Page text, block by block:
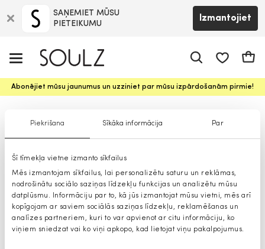
Piekrišana Sīkāka informācija Par
Šī tīmekļa vietne izmanto sīkfailus
Mēs izmantojam sīkfailus, lai personalizētu saturu un reklāmas,
nodrošinātu sociālo saziņas līdzekļu funkcijas un analizētu mūsu
datplūsmu. Informāciju par to, kā jūs izmantojat mūsu vietni, mēs arī
kopīgojam ar saviem sociālās saziņas līdzekļu, reklamēšanas un
analīzes partneriem, kuri to var apvienot ar citu informāciju, ko
viņiem sniedzat vai ko viņi apkopo, kad lietojat viņu pakalpojumus.
SAŅEMIET MŪSU
PIETEIKUMU
Izmantojiet
Abonējiet mūsu jaunumus un uzziniet par mūsu izpārdošanām pirmie!
Džemperi